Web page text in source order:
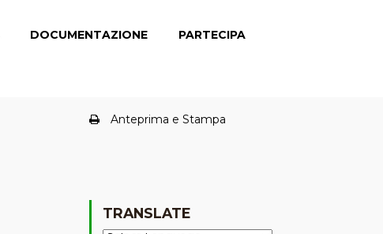
DOCUMENTAZIONE PARTECIPA
Anteprima e Stampa
TRANSLATE